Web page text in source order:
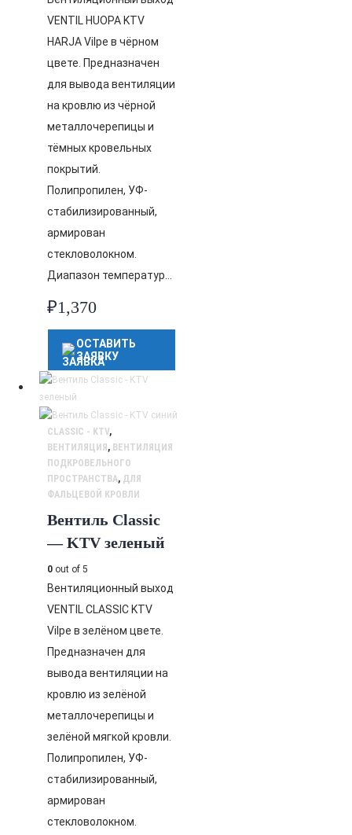
VENTIL HUOPA KTV
HARJA Vilpe в чёрном
цвете. Предназначен
для вывода вентиляции
на кровлю из чёрной
металлочерепицы и
тёмных кровельных
покрытий.
Полипропилен, УФ-
стабилизированный,
армирован
стекловолокном.
Диапазон температур…
₽1,370
ОСТАВИТЬ
ЗАЯВКУ
CLASSIC - KTV,
ВЕНТИЛЯЦИЯ, ВЕНТИЛЯЦИЯ
ПОДКРОВЕЛЬНОГО
ПРОСТРАНСТВА, ДЛЯ
ФАЛЬЦЕВОЙ КРОВЛИ
Вентиль Classic
— KTV зеленый
0 out of 5
Вентиляционный выход
VENTIL CLASSIC KTV
Vilpe в зелёном цвете.
Предназначен для
вывода вентиляции на
кровлю из зелёной
металлочерепицы и
зелёной мягкой кровли.
Полипропилен, УФ-
стабилизированный,
армирован
стекловолокном.